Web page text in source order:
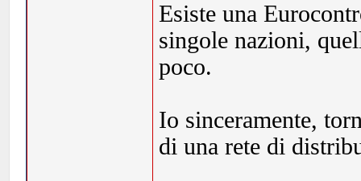
Esiste una
singole nazioni,
poco.
Io sinceramente,
di una rete di